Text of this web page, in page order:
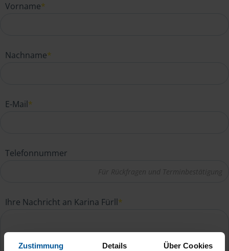
Zustimmung Details Über Cookies
Vorname*
Nachname*
E-Mail*
Telefonnummer
Ihre Nachricht an Karina Fürll*